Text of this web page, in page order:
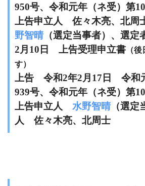
950号、令和元年（ネ受）第
上告申立人 佐々木亮、北
野智晴 （選定当事者）、選定
2月10日 上告受理申立書 （
す）
上告 令和2年2月17日 令和
939号、令和元年（ネ受）第
上告申立人 水野智晴 （選
人 佐々木亮、北周士